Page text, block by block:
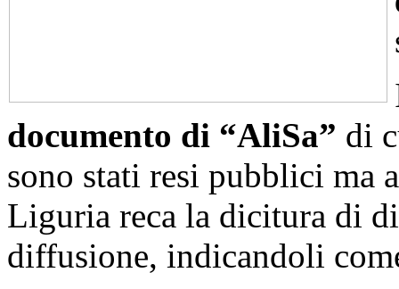
documento di “AliSa” di
sono stati resi pubblici ma
Liguria reca la dicitura di
diffusione, indicandoli